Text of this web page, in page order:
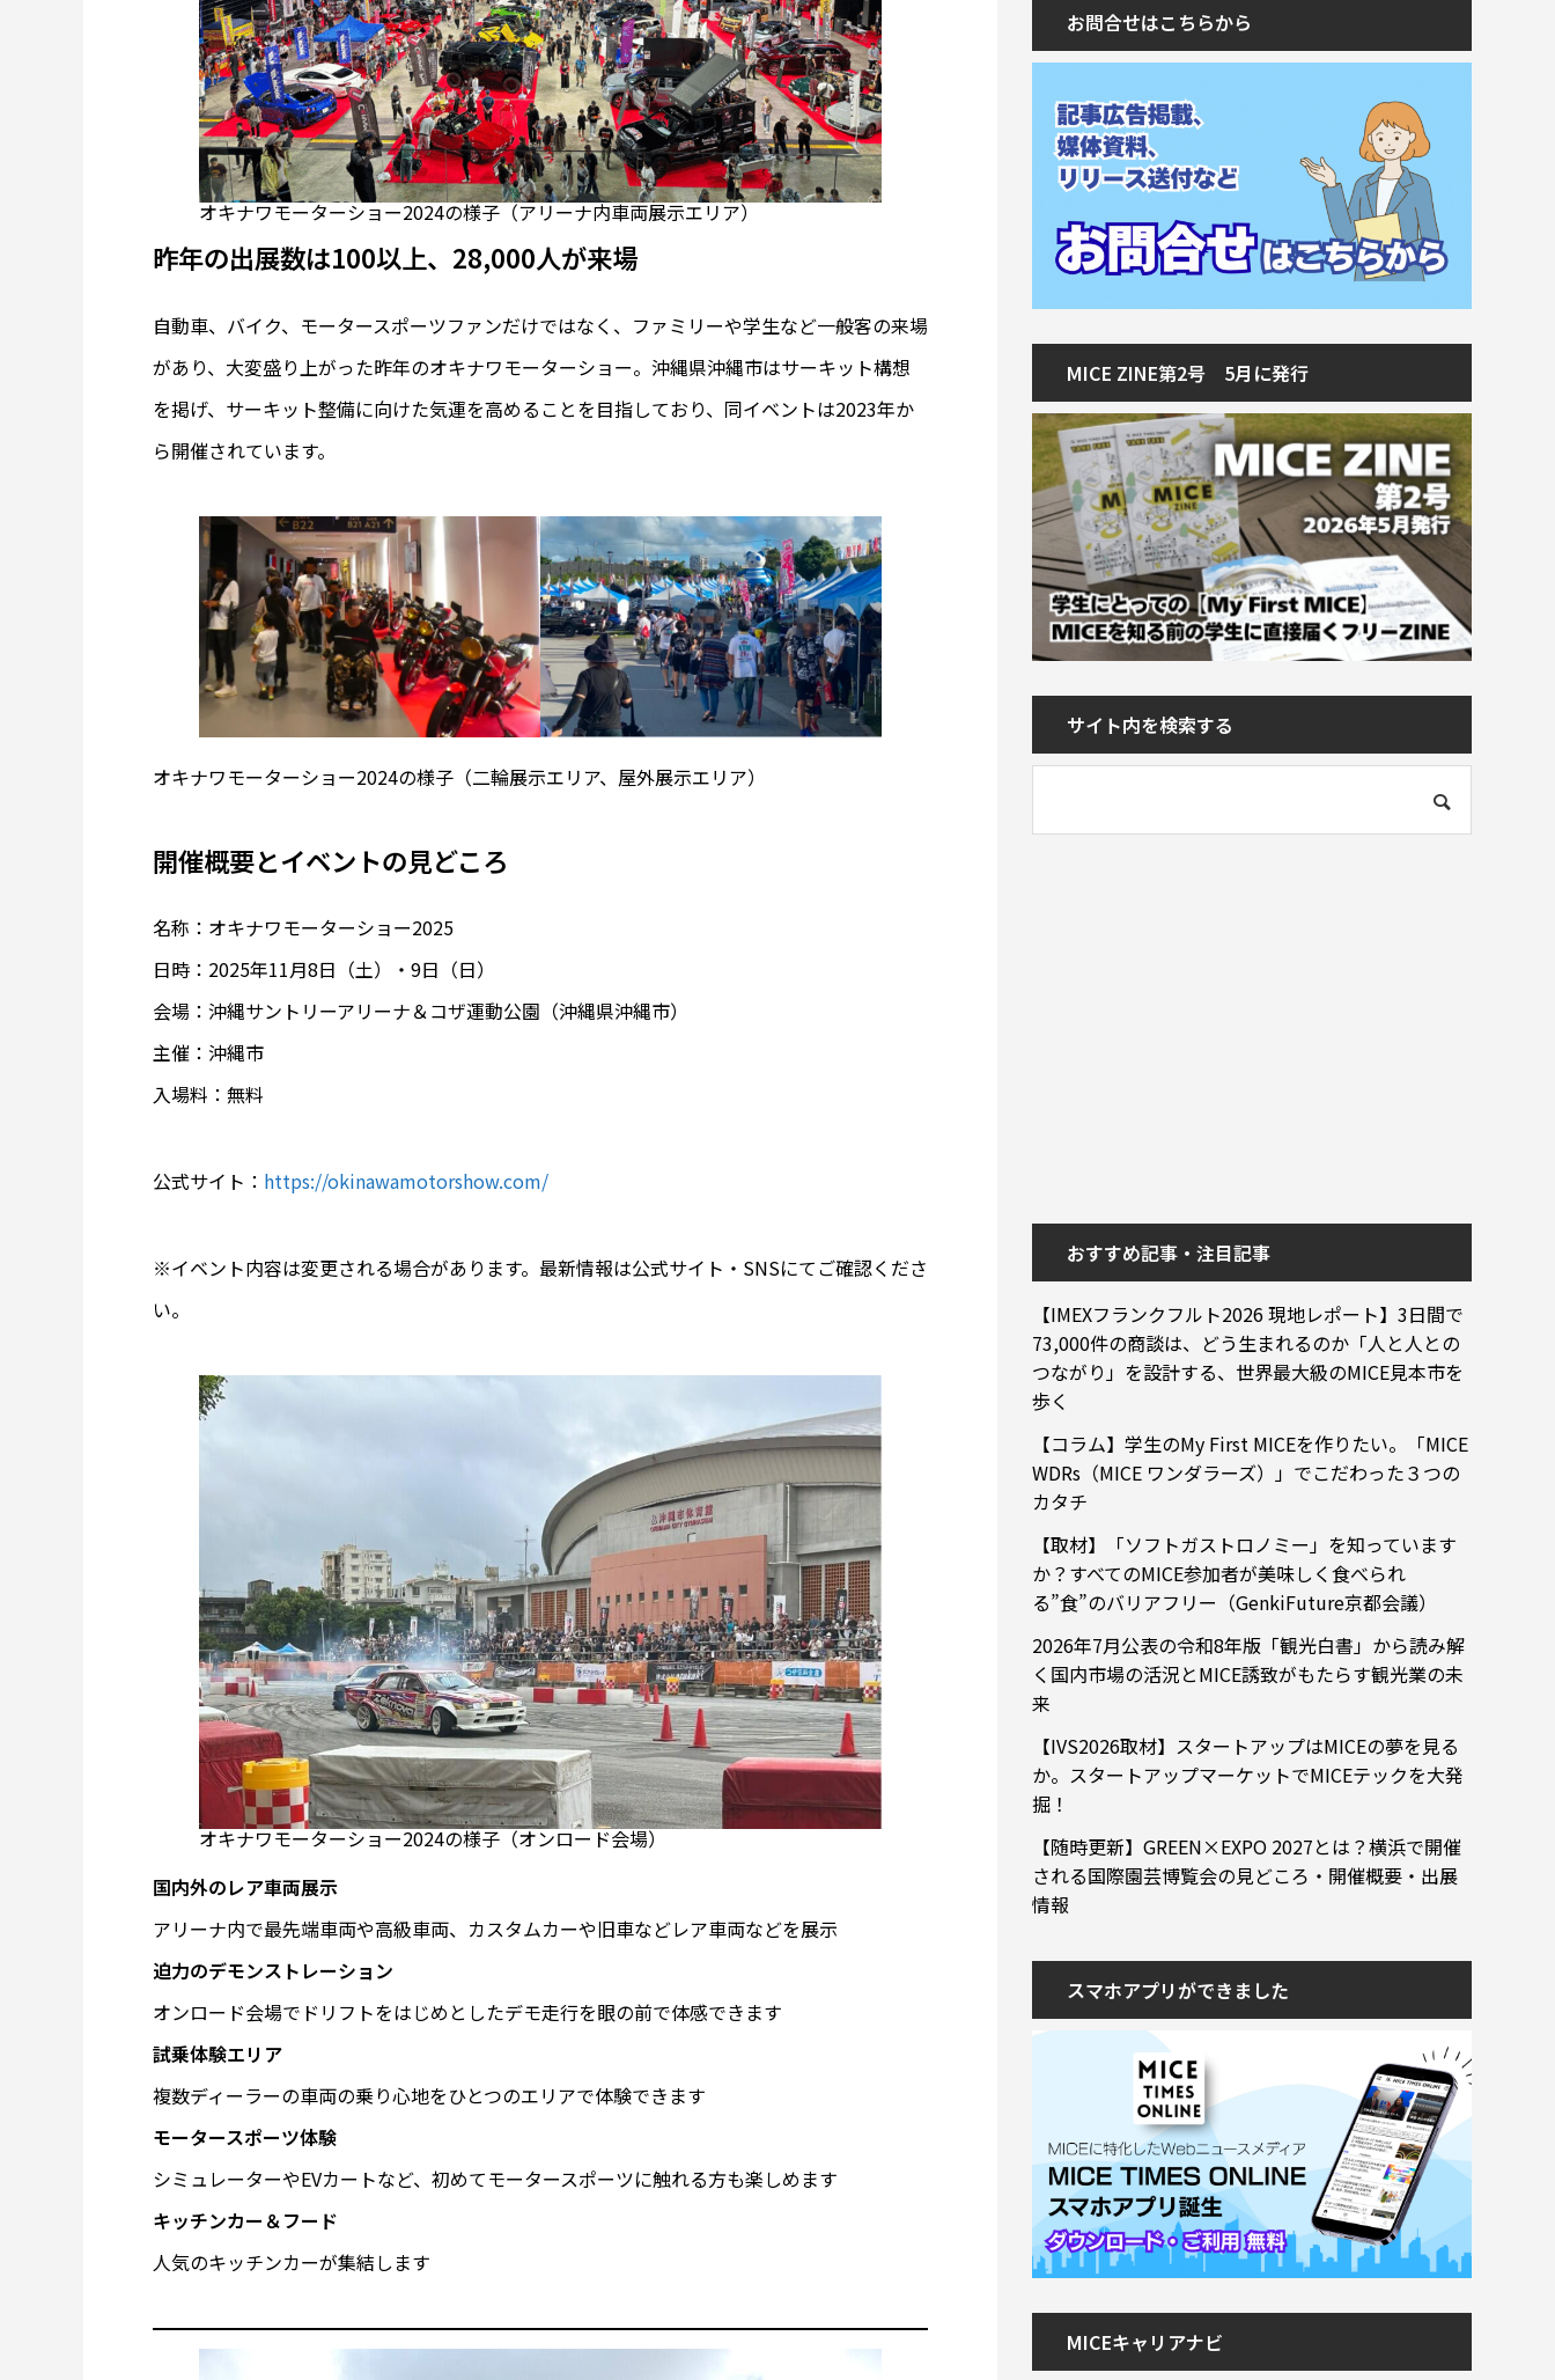
オキナワモーターショー2024の様子（アリーナ内車両展示エリア）
昨年の出展数は100以上、28,000人が来場
自動車、バイク、モータースポーツファンだけではなく、ファミリーや学生など一般客の来場
があり、大変盛り上がった昨年のオキナワモーターショー。沖縄県沖縄市はサーキット構想
を掲げ、サーキット整備に向けた気運を高めることを目指しており、同イベントは2023年か
ら開催されています。
オキナワモーターショー2024の様子（二輪展示エリア、屋外展示エリア）
開催概要とイベントの見どころ
名称：オキナワモーターショー2025
日時：2025年11月8日（土）・9日（日）
会場：沖縄サントリーアリーナ＆コザ運動公園（沖縄県沖縄市）
主催：沖縄市
入場料：無料
公式サイト： https://okinawamotorshow.com/
※イベント内容は変更される場合があります。最新情報は公式サイト・SNSにてご確認くださ
い。
オキナワモーターショー2024の様子（オンロード会場）
国内外のレア車両展示
アリーナ内で最先端車両や高級車両、カスタムカーや旧車などレア車両などを展示
迫力のデモンストレーション
オンロード会場でドリフトをはじめとしたデモ走行を眼の前で体感できます
試乗体験エリア
複数ディーラーの車両の乗り心地をひとつのエリアで体験できます
モータースポーツ体験
シミュレーターやEVカートなど、初めてモータースポーツに触れる方も楽しめます
キッチンカー＆フード
人気のキッチンカーが集結します
お問合せはこちらから
MICE ZINE第2号 5月に発行
サイト内を検索する
おすすめ記事・注目記事
【IMEXフランクフルト2026 現地レポート】3日間で
73,000件の商談は、どう生まれるのか「人と人との
つながり」を設計する、世界最大級のMICE見本市を
歩く
【コラム】学生のMy First MICEを作りたい。「MICE
WDRs（MICE ワンダラーズ）」でこだわった３つの
カタチ
【取材】「ソフトガストロノミー」を知っています
か？すべてのMICE参加者が美味しく食べられ
る”食”のバリアフリー（GenkiFuture京都会議）
2026年7月公表の令和8年版「観光白書」から読み解
く国内市場の活況とMICE誘致がもたらす観光業の未
来
【IVS2026取材】スタートアップはMICEの夢を見る
か。スタートアップマーケットでMICEテックを大発
掘！
【随時更新】GREEN×EXPO 2027とは？横浜で開催
される国際園芸博覧会の見どころ・開催概要・出展
情報
スマホアプリができました
MICEキャリアナビ